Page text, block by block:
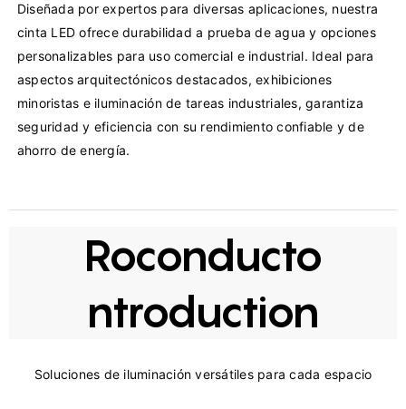
Diseñada por expertos para diversas aplicaciones, nuestra
cinta LED ofrece durabilidad a prueba de agua y opciones
personalizables para uso comercial e industrial. Ideal para
aspectos arquitectónicos destacados, exhibiciones
minoristas e iluminación de tareas industriales, garantiza
seguridad y eficiencia con su rendimiento confiable y de
Roconducto
ntroduction